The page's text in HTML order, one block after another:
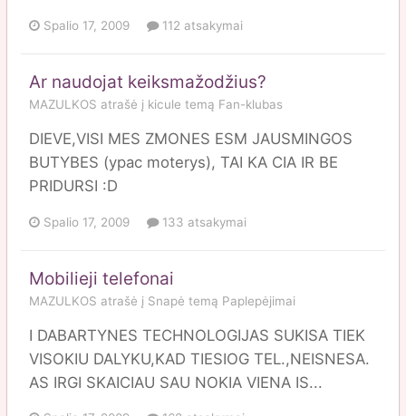
Spalio 17, 2009 112 atsakymai
Ar naudojat keiksmažodžius?
MAZULKOS atrašė į kicule temą Fan-klubas
DIEVE,VISI MES ZMONES ESM JAUSMINGOS
BUTYBES (ypac moterys), TAI KA CIA IR BE
PRIDURSI :D
Spalio 17, 2009 133 atsakymai
Mobilieji telefonai
MAZULKOS atrašė į Snapė temą Paplepėjimai
I DABARTYNES TECHNOLOGIJAS SUKISA TIEK
VISOKIU DALYKU,KAD TIESIOG TEL.,NEISNESA.
AS IRGI SKAICIAU SAU NOKIA VIENA IS...